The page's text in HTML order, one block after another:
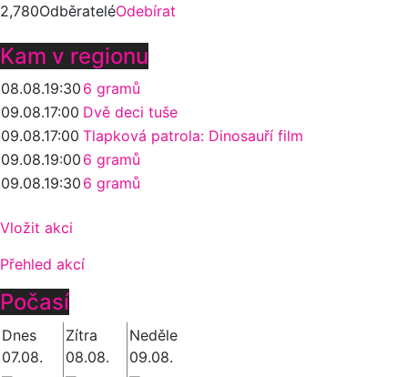
2,780OdběrateléOdebírat
Kam v regionu
08.08.19:30 6 gramů
09.08.17:00 Dvě deci tuše
09.08.17:00 Tlapková patrola: Dinosauří film
09.08.19:00 6 gramů
09.08.19:30 6 gramů
Vložit akci
Přehled akcí
Počasí
Dnes
07.08.
Zítra
08.08.
Neděle
09.08.